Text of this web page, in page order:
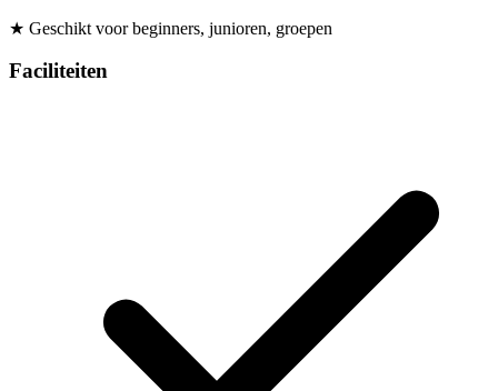
★ Geschikt voor beginners, junioren, groepen
Faciliteiten